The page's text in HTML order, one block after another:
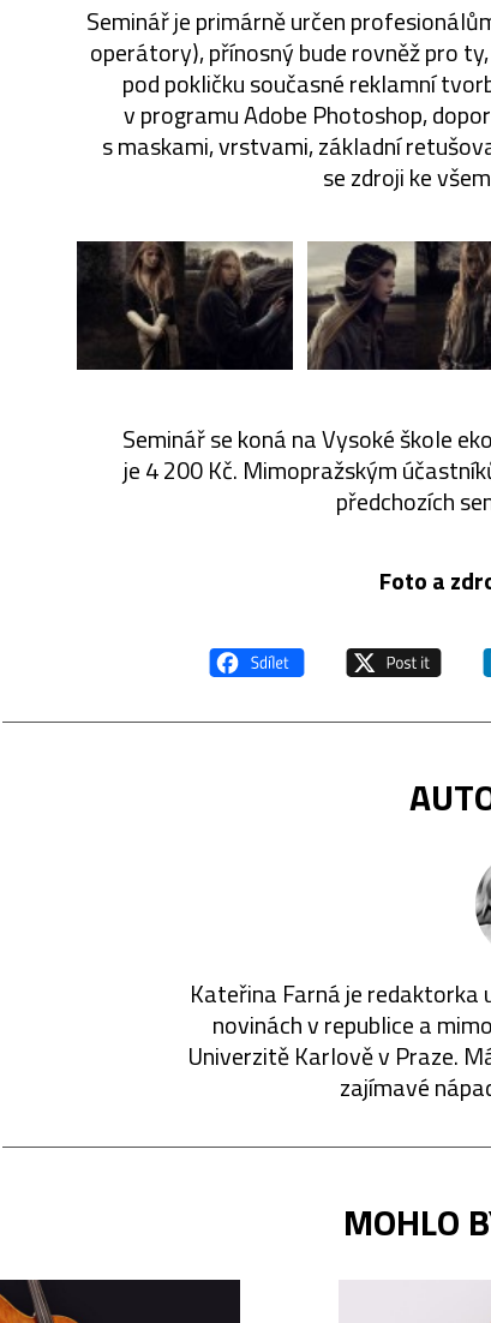
Seminář je primárně určen
operátory), přínosný bude rovněž pro
pod pokličku současné reklamní
v programu Adobe Photoshop,
s maskami, vrstvami, základní
se zdroji ke
Seminář se koná na Vysoké škole
je 4 200 Kč. Mimopražským
předchozích
Foto a
Kateřina Farná je redaktorka
novinách v republice a
Univerzitě Karlově v Praze.
zajímavé
MOHLO